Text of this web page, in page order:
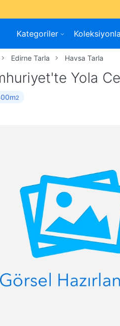
Kategoriler
Edirne Tarla Havsa Tarla
Yola
2